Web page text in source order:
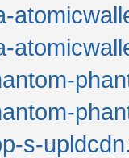
s-